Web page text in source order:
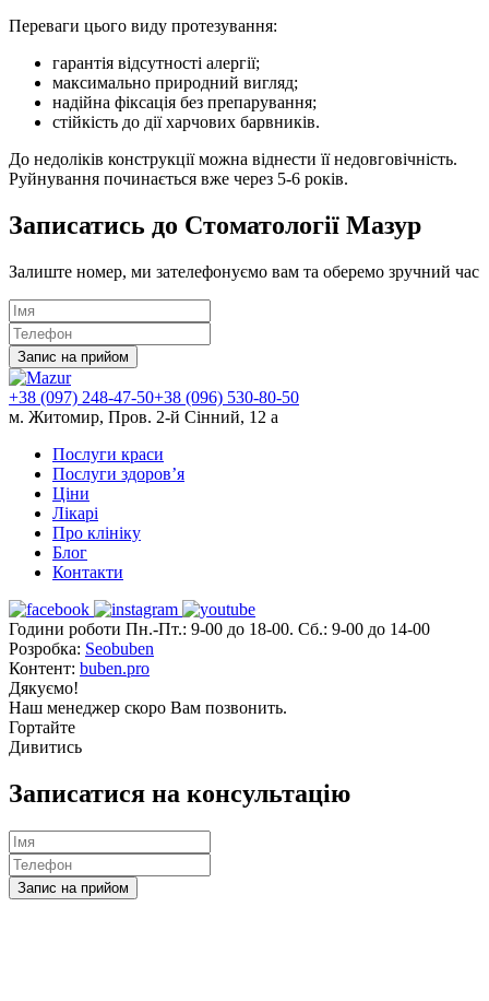
Переваги цього виду протезування:
гарантія відсутності алергії;
максимально природний вигляд;
надійна фіксація без препарування;
стійкість до дії харчових барвників.
До недоліків конструкції можна віднести її недовговічність.
Руйнування починається вже через 5-6 років.
Записатись до Стоматології Мазур
Залиште номер, ми зателефонуємо вам та оберемо зручний час
Запис на прийом
+38 (097) 248-47-50+38 (096) 530-80-50
м. Житомир, Пров. 2-й Сінний, 12 а
Послуги краси
Послуги здоров’я
Ціни
Лікарі
Про клініку
Блог
Контакти
Години роботи Пн.-Пт.: 9-00 до 18-00. Сб.: 9-00 до 14-00
Розробка: Seobuben
Контент: buben.pro
Дякуємо!
Наш менеджер скоро Вам позвонить.
Гортайте
Дивитись
Записатися на консультацію
Запис на прийом